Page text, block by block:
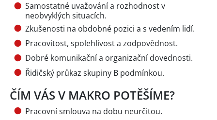
Samostatné uvažování a rozhodnost v
neobvyklých situacích.
Zkušenosti na obdobné pozici a s vedením lidí.
Pracovitost, spolehlivost a zodpovědnost.
Dobré komunikační a organizační dovednosti.
Řidičský průkaz skupiny B podmínkou.
ČÍM VÁS V MAKRO POTĚŠÍME?
Pracovní smlouva na dobu neurčitou.